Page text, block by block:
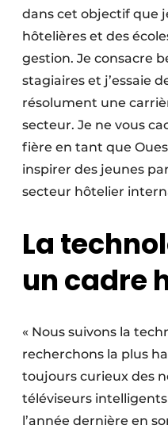
dans cet objectif que
hôtelières et des
gestion. Je consacre
stagiaires et j’essaie
résolument une
secteur. Je ne vous
fière en tant que
inspirer des jeunes
secteur hôtelier
La
un cadre
« Nous suivons la
recherchons la plus
toujours curieux des
téléviseurs
l’année dernière en